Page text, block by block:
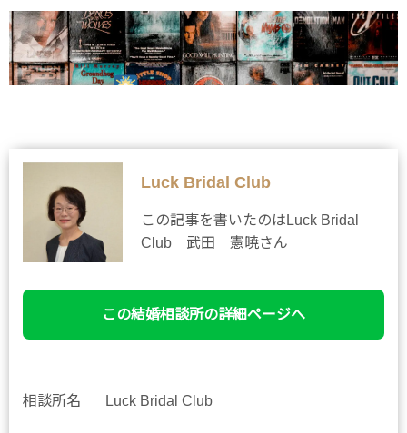
Luck Bridal Club
この記事を書いたのはLuck Bridal
Club 武田 憲暁さん
この結婚相談所の詳細ページへ
相談所名 Luck Bridal Club